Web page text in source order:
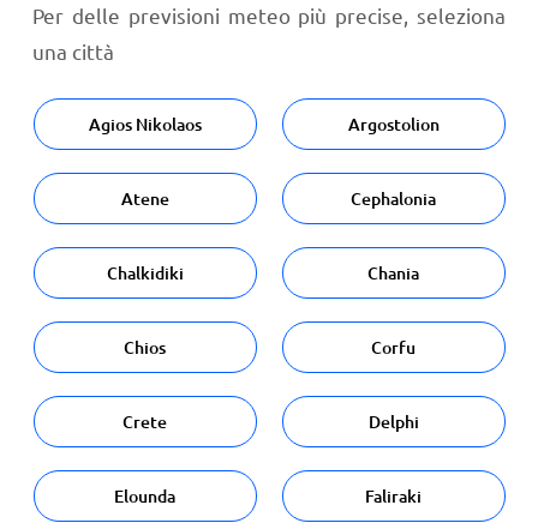
Per delle previsioni meteo più precise, seleziona
una città
Agios Nikolaos Argostolion
Atene Cephalonia
Chalkidiki Chania
Chios Corfu
Crete Delphi
Elounda Faliraki